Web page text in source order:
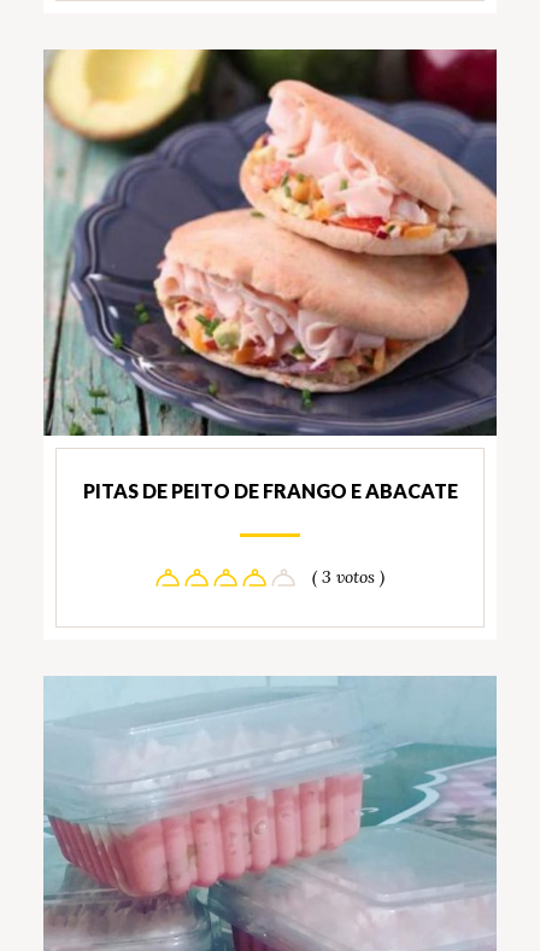
PITAS DE PEITO DE FRANGO E ABACATE
( 3 votos )